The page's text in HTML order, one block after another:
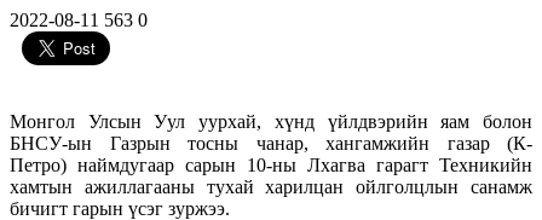
2022-08-11 563 0
Монгол Улсын Уул уурхай, хүнд үйлдвэрийн яам болон
БНСУ-ын Газрын тосны чанар, хангамжийн газар (К-
Петро) наймдугаар сарын 10-ны Лхагва гарагт Техникийн
хамтын ажиллагааны тухай харилцан ойлголцлын санамж
бичигт гарын үсэг зуржээ.